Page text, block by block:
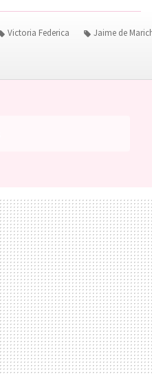
Victoria Federica Jaime de